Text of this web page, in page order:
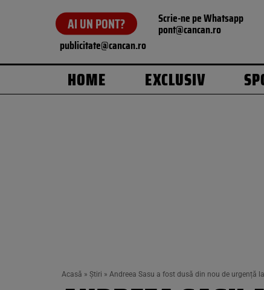
AI UN PONT? Scrie-ne pe Whatsapp
pont@cancan.ro
publicitate@cancan.ro
HOME EXCLUSIV
Acasă » Știri » Andreea Sasu a fost dusă din nou de urgență